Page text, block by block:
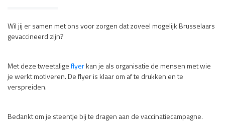
Wil jij er samen met ons voor zorgen dat zoveel mogelijk Brusselaars
gevaccineerd zijn?
Met deze tweetalige flyer kan je als organisatie de mensen met wie
je werkt motiveren. De flyer is klaar om af te drukken en te
verspreiden.
Bedankt om je steentje bij te dragen aan de vaccinatiecampagne.